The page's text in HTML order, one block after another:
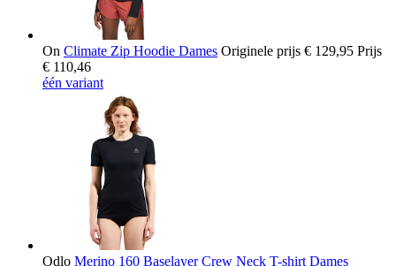
On Climate Zip Hoodie Dames Originele prijs € 129,95 Prijs
€ 110,46
één variant
Odlo Merino 160 Baselayer Crew Neck T-shirt Dames